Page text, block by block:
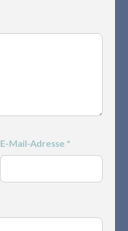
E-Mail-Adresse *